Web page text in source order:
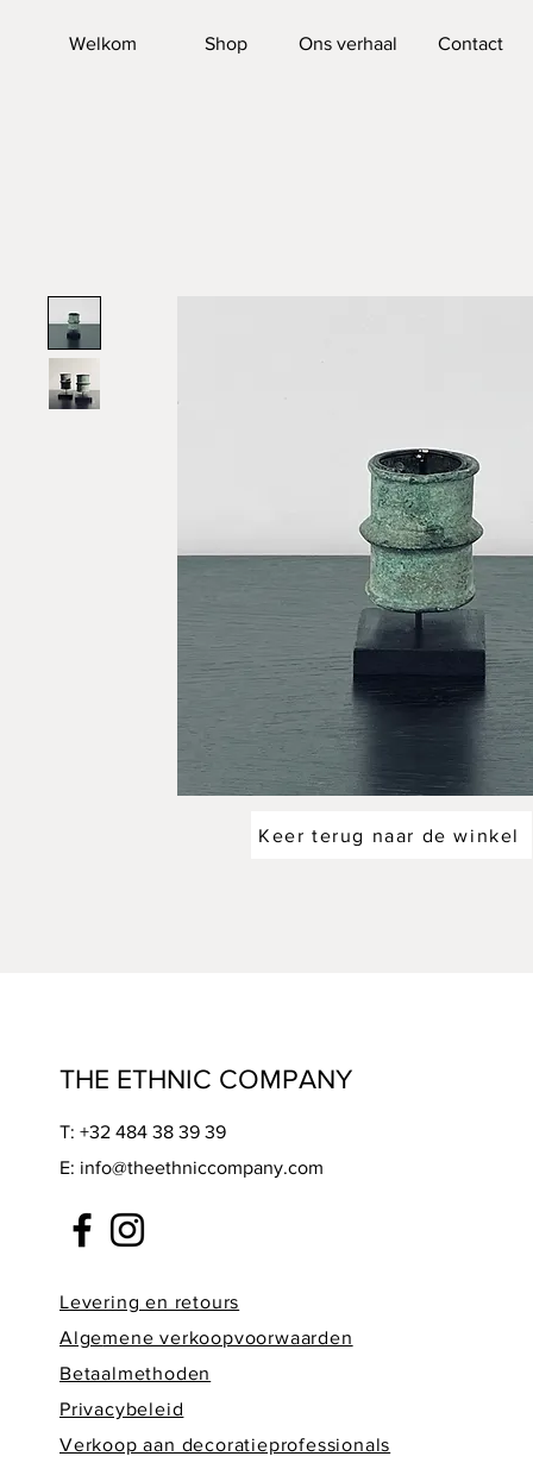
Welkom Shop Ons verhaal Contact
Keer terug naar de winkel
THE ETHNIC COMPANY
T: +32 484 38 39 39
E: info@theethniccompany.com
Levering en retours
Algemene verkoopvoorwaarden
Betaalmethoden
Privacybeleid
Verkoop aan decoratieprofessionals